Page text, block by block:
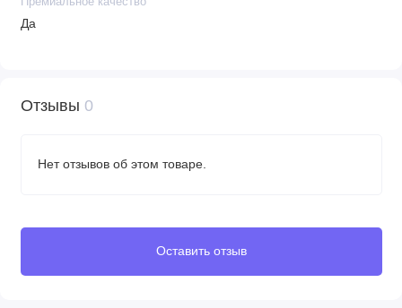
Да
Отзывы 0
Нет отзывов об этом товаре.
Оставить отзыв